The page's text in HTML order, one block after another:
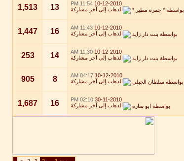
10-12-2010
11:54 PM
بواسطة * جمرة مطير * 13
1,513
10-12-2010
11:43 AM
بواسطة بنت دار زايد 16
1,447
10-12-2010
11:30 AM
بواسطة بنت دار زايد 14
253
10-12-2010
04:17 AM
بواسطة سلطان الجبلي 8
905
30-11-2010
02:10 PM
بواسطة ابو ساره 16
1,687